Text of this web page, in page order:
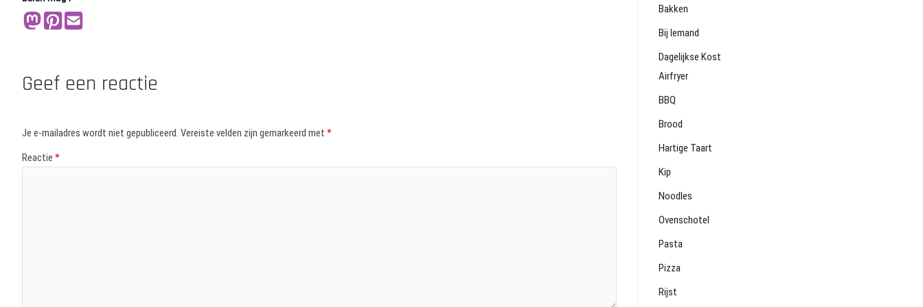
Geef een reactie
Je e-mailadres wordt niet gepubliceerd. Vereiste velden zijn gemarkeerd met *
Reactie *
Bakken
Bij Iemand
Dagelijkse Kost
Airfryer
BBQ
Brood
Hartige Taart
Kip
Noodles
Ovenschotel
Pasta
Pizza
Rijst